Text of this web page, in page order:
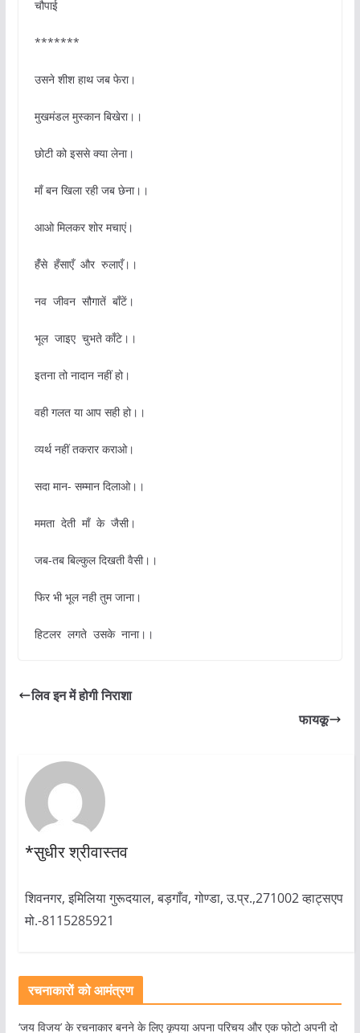
चौपाई
*******
उसने शीश हाथ जब फेरा।
मुखमंडल मुस्कान बिखेरा।।
छोटी को इससे क्या लेना।
माँ बन खिला रही जब छेना।।
आओ मिलकर शोर मचाएं।
हंँसे हँसाएँ और रुलाएँ।।
नव जीवन सौगातें बाँटें।
भूल जाइए चुभते काँटे।।
इतना तो नादान नहीं हो।
वही गलत या आप सही हो।।
व्यर्थ नहीं तकरार कराओ।
सदा मान- सम्मान दिलाओ।।
ममता देती माँ के जैसी।
जब-तब बिल्कुल दिखती वैसी।।
फिर भी भूल नही तुम जाना।
हिटलर लगते उसके नाना।।
लिव इन में होगी निराशा
फायकू
*सुधीर श्रीवास्तव
शिवनगर, इमिलिया गुरूदयाल, बड़गाँव, गोण्डा, उ.प्र.,271002 व्हाट्सएप
मो.-8115285921
रचनाकारों को आमंत्रण
‘जय विजय’ के रचनाकार बनने के लिए कृपया अपना परिचय और एक फोटो अपनी दो